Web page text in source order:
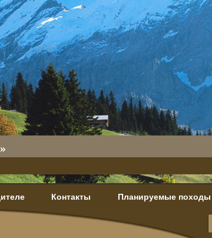
Контакты Планируемые походы